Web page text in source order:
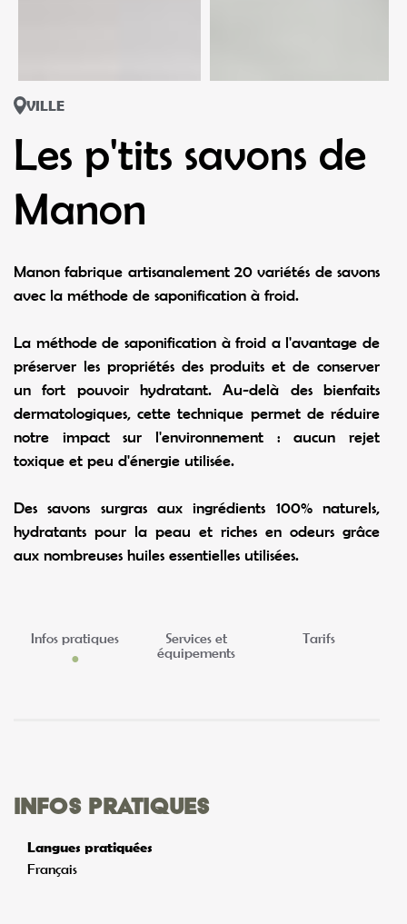
VILLE
Les p'tits savons de
Manon
Manon fabrique artisanalement 20 variétés de savons
avec la méthode de saponification à froid.
La méthode de saponification à froid a l'avantage de
préserver les propriétés des produits et de conserver
un fort pouvoir hydratant. Au-delà des bienfaits
dermatologiques, cette technique permet de réduire
notre impact sur l'environnement : aucun rejet
toxique et peu d'énergie utilisée.
Des savons surgras aux ingrédients 100% naturels,
hydratants pour la peau et riches en odeurs grâce
aux nombreuses huiles essentielles utilisées.
Infos pratiques
Services et
équipements
Tarifs
Infos pratiques
Langues pratiquées
Français